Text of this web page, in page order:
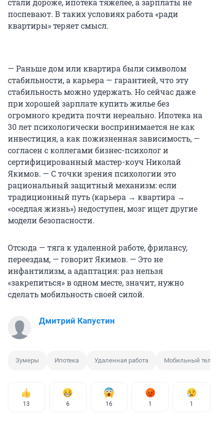
стали дороже, ипотека тяжелее, а зарплаты не
поспевают. В таких условиях работа «ради
квартиры» теряет смысл.
— Раньше дом или квартира были символом
стабильности, а карьера — гарантией, что эту
стабильность можно удержать. Но сейчас даже
при хорошей зарплате купить жилье без
огромного кредита почти нереально. Ипотека на
30 лет психологически воспринимается не как
инвестиция, а как пожизненная зависимость, —
согласен с коллегами бизнес-психолог и
сертифицированный мастер-коуч Николай
Якимов. — С точки зрения психологии это
рациональный защитный механизм: если
традиционный путь (карьера → квартира →
«оседлая жизнь») недоступен, мозг ищет другие
модели безопасности.
Отсюда — тяга к удаленной работе, фрилансу,
переездам, — говорит Якимов. — Это не
инфантилизм, а адаптация: раз нельзя
«закрепиться» в одном месте, значит, нужно
сделать мобильность своей силой.
Дмитрий Капустин
Зумеры Ипотека Удаленная работа Мобильный
13 6 16 1 1